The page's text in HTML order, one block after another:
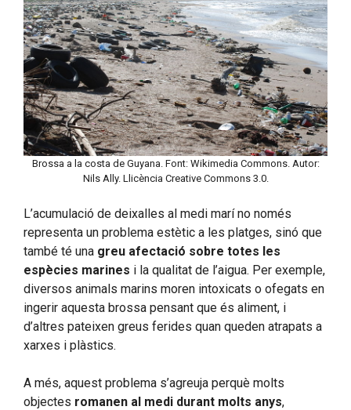
Brossa a la costa de Guyana. Font: Wikimedia Commons. Autor:
Nils Ally. Llicència Creative Commons 3.0.
L’acumulació de deixalles al medi marí no només
representa un problema estètic a les platges, sinó que
també té una greu afectació sobre totes les
espècies marines i la qualitat de l’aigua. Per exemple,
diversos animals marins moren intoxicats o ofegats en
ingerir aquesta brossa pensant que és aliment, i
d’altres pateixen greus ferides quan queden atrapats a
xarxes i plàstics.
A més, aquest problema s’agreuja perquè molts
objectes romanen al medi durant molts anys,